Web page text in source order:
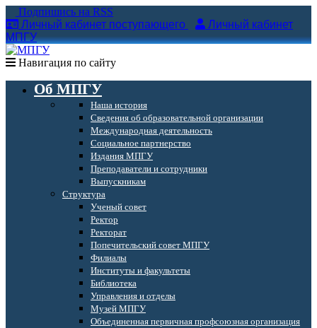
Подпишись на RSS
Личный кабинет поступающего
Личный кабинет
МПГУ
Навигация по сайту
Об МПГУ
Наша история
Сведения об образовательной организации
Международная деятельность
Социальное партнерство
Издания МПГУ
Преподаватели и сотрудники
Выпускникам
Структура
Ученый совет
Ректор
Ректорат
Попечительский совет МПГУ
Филиалы
Институты и факультеты
Библиотека
Управления и отделы
Музей МПГУ
Объединенная первичная профсоюзная организация